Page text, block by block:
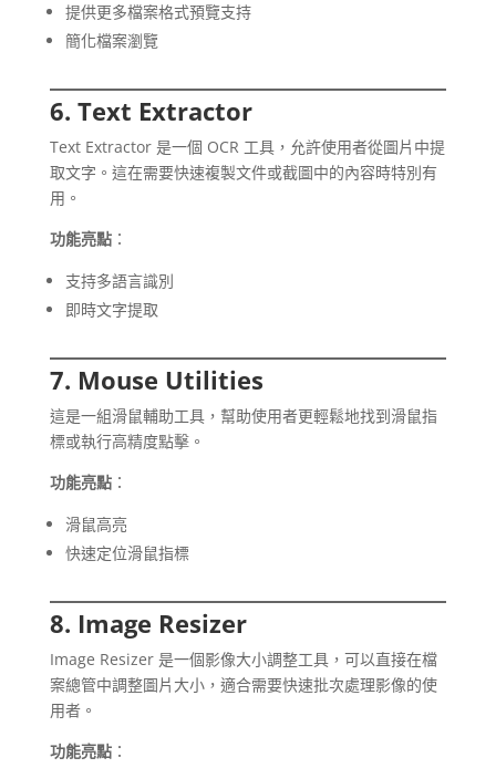
提供更多檔案格式預覽支持
簡化檔案瀏覽
6. Text Extractor
Text Extractor 是一個 OCR 工具，允許使用者從圖片中提
取文字。這在需要快速複製文件或截圖中的內容時特別有
用。
功能亮點：
支持多語言識別
即時文字提取
7. Mouse Utilities
這是一組滑鼠輔助工具，幫助使用者更輕鬆地找到滑鼠指
標或執行高精度點擊。
功能亮點：
滑鼠高亮
快速定位滑鼠指標
8. Image Resizer
Image Resizer 是一個影像大小調整工具，可以直接在檔
案總管中調整圖片大小，適合需要快速批次處理影像的使
用者。
功能亮點：